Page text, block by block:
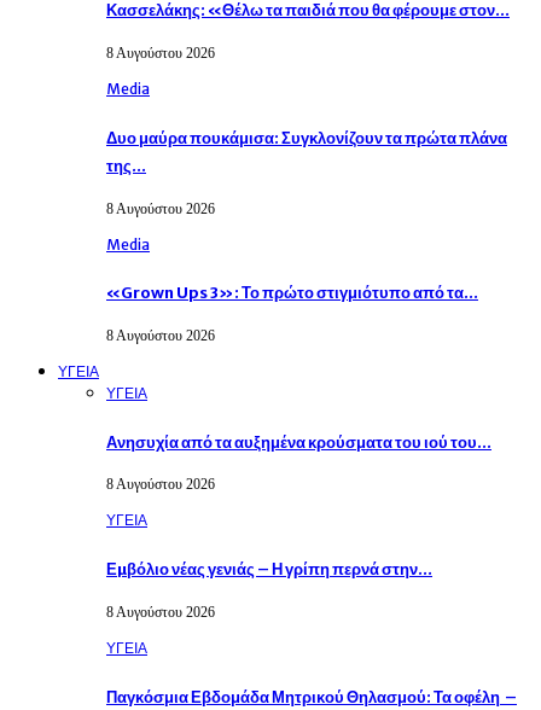
Κασσελάκης: «Θέλω τα παιδιά που θα φέρουμε στον…
8 Αυγούστου 2026
Media
Δυο μαύρα πουκάμισα: Συγκλονίζουν τα πρώτα πλάνα
της…
8 Αυγούστου 2026
Media
«Grown Ups 3»: Το πρώτο στιγμιότυπο από τα…
8 Αυγούστου 2026
ΥΓΕΙΑ
ΥΓΕΙΑ
Ανησυχία από τα αυξημένα κρούσματα του ιού του…
8 Αυγούστου 2026
ΥΓΕΙΑ
Εµβόλιο νέας γενιάς – Η γρίπη περνά στην…
8 Αυγούστου 2026
ΥΓΕΙΑ
Παγκόσμια Εβδομάδα Μητρικού Θηλασμού: Τα οφέλη –